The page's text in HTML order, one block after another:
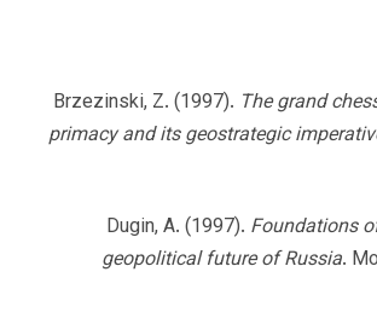
Brzezinski, Z. (1997). The grand
primacy and its geostrategic
Dugin, A. (1997). Foundations
geopolitical future of Russia.